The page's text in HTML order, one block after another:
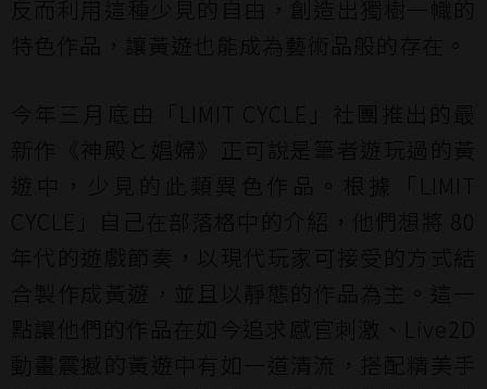
反而利用這種少見的自由，創造出獨樹一幟的
特色作品，讓黃遊也能成為藝術品般的存在。
今年三月底由「LIMIT CYCLE」社團推出的最
新作《神殿と娼婦》正可說是筆者遊玩過的黃
遊中，少見的此類異色作品。根據「LIMIT
CYCLE」自己在部落格中的介紹，他們想將 80
年代的遊戲節奏，以現代玩家可接受的方式結
合製作成黃遊，並且以靜態的作品為主。這一
點讓他們的作品在如今追求感官刺激、Live2D
動畫震撼的黃遊中有如一道清流，搭配精美手